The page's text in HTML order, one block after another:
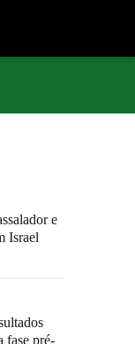
e
Israel
fase pré-